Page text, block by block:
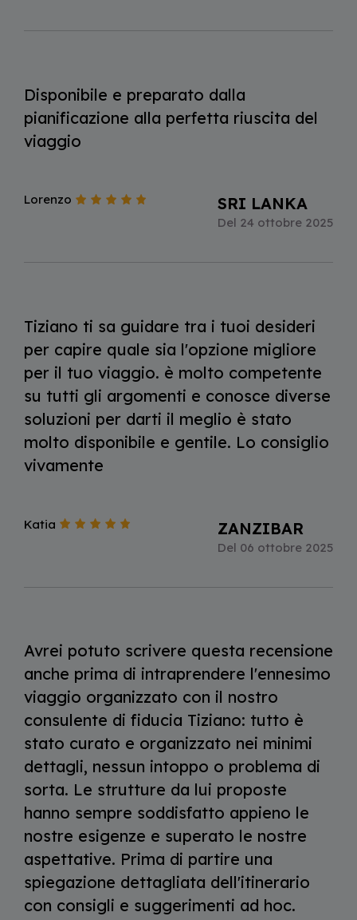
Disponibile e preparato dalla
pianificazione alla perfetta riuscita del
viaggio
Lorenzo SRI LANKA
Del 24 ottobre 2025
Tiziano ti sa guidare tra i tuoi desideri
per capire quale sia l'opzione migliore
per il tuo viaggio. è molto competente
su tutti gli argomenti e conosce diverse
soluzioni per darti il meglio è stato
molto disponibile e gentile. Lo consiglio
vivamente
Katia ZANZIBAR
Del 06 ottobre 2025
Avrei potuto scrivere questa recensione
anche prima di intraprendere l'ennesimo
viaggio organizzato con il nostro
consulente di fiducia Tiziano: tutto è
stato curato e organizzato nei minimi
dettagli, nessun intoppo o problema di
sorta. Le strutture da lui proposte
hanno sempre soddisfatto appieno le
nostre esigenze e superato le nostre
aspettative. Prima di partire una
spiegazione dettagliata dell'itinerario
con consigli e suggerimenti ad hoc.